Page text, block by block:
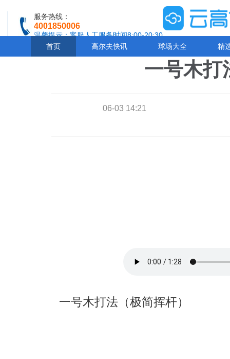
服务热线：
4001850006
温馨提示：客服人工服务时间8:00-20:30
首页
高尔夫快讯 球场大全 精
一号木打
06-03 14:21
一号木打法（极简挥杆）